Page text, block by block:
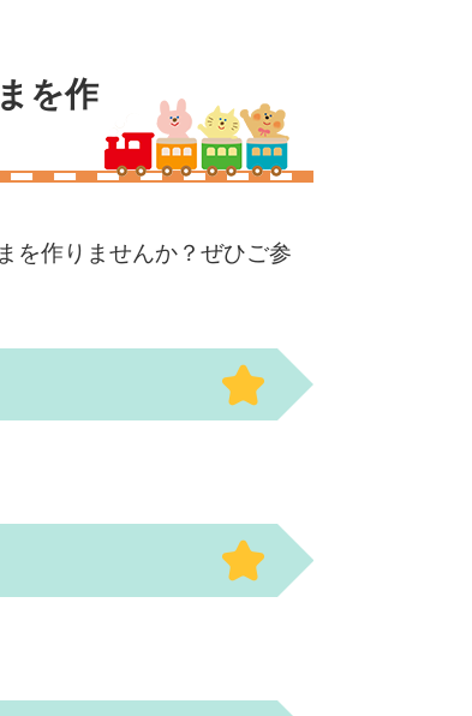
を作
を作りませんか？ぜひご参